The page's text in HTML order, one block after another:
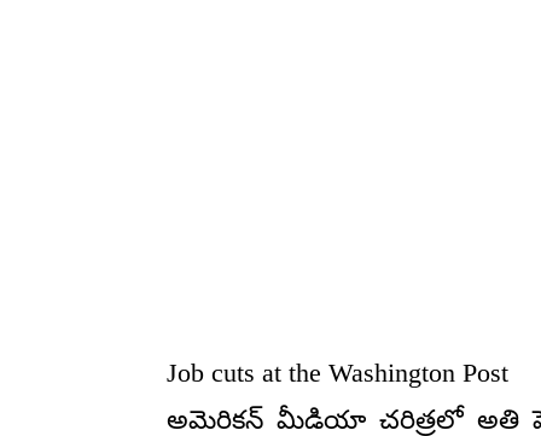
Job cuts at the Washington Post
అమెరికన్ మీడియా చరిత్రలో అతి